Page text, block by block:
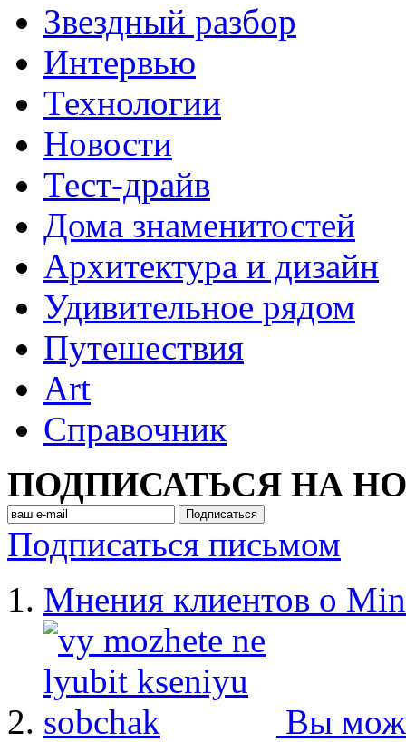
Звездный разбор
Интервью
Технологии
Новости
Тест-драйв
Дома знаменитостей
Архитектура и дизайн
Удивительное рядом
Путешествия
Art
Cправочник
ПОДПИСАТЬСЯ НА
Подписаться письмом
Мнения клиентов о
Вы